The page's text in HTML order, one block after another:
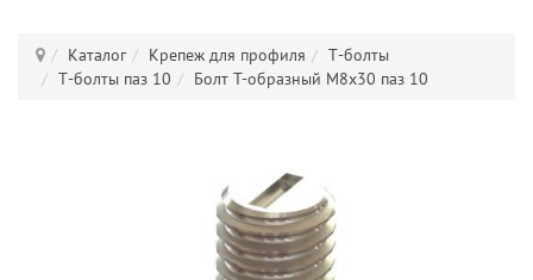
Каталог Крепеж для профиля
Т-болты
Т-болты паз 10
Болт T-образный M8x30 паз 10